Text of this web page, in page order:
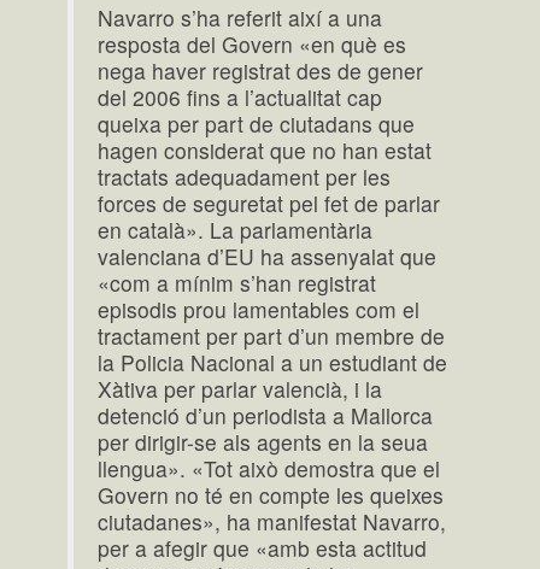
Navarro s’ha referit així a una
resposta del Govern «en què es
nega haver registrat des de gener
del 2006 fins a l’actualitat cap
queixa per part de ciutadans que
hagen considerat que no han estat
tractats adequadament per les
forces de seguretat pel fet de parlar
en català». La parlamentària
valenciana d’EU ha assenyalat que
«com a mínim s’han registrat
episodis prou lamentables com el
tractament per part d’un membre de
la Policia Nacional a un estudiant de
Xàtiva per parlar valencià, i la
detenció d’un periodista a Mallorca
per dirigir-se als agents en la seua
llengua». «Tot això demostra que el
Govern no té en compte les queixes
ciutadanes», ha manifestat Navarro,
per a afegir que «amb esta actitud